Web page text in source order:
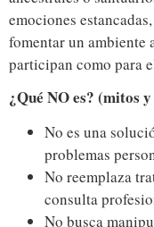
emociones
fomentar un ambiente
participan como para
¿Qué NO es? (mitos
No es una
problemas
No reemplaza
consulta
No busca